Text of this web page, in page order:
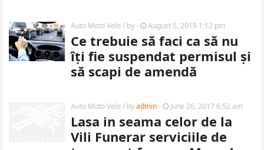
Auto Moto Velo/ by- August 5, 2019 1:12 pm
Ce trebuie să faci ca să nu
îți fie suspendat permisul și
să scapi de amendă
Auto Moto Velo/ byadmin- June 26, 2017 6:52 am
Lasa in seama celor de la
Vili Funerar serviciile de